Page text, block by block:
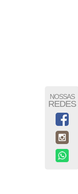
NOSSAS
REDES